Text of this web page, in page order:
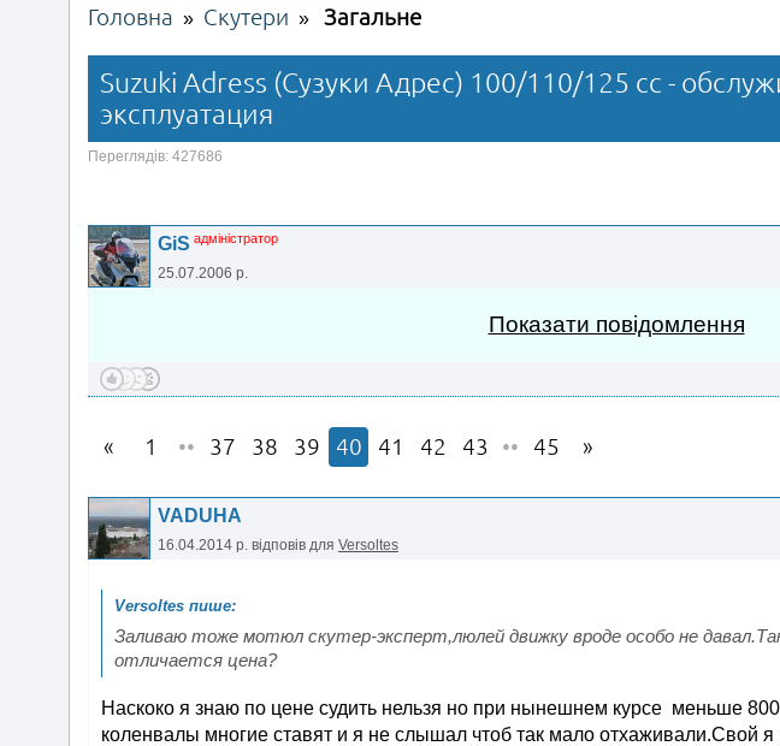
Головна » Скутери » Загальне
Suzuki Adress (Сузуки Адрес) 100/110/125 cc -
эксплуатация
Переглядів: 427686
GiS адміністратор
25.07.2006 р.
Показати повідомлення
1 •• 37 38 39 40 41 42 43 •• 45
VADUHA
16.04.2014 р. відповів для Versoltes
Заливаю тоже мотюл скутер-эксперт,люлей движку вроде особо не
отличается цена?
Наскоко я знаю по цене судить нельзя но при нынешнем курсе меньше
коленвалы многие ставят и я не слышал чтоб так мало отхаживали.Свой я